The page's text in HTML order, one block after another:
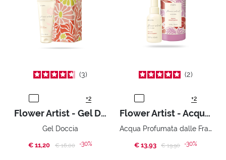
3
+2
Flower Artist - Gel Doccia
Gel Doccia
€ 11,20 Price reduced from
€ 16,00to-30%
2
+2
Flower Artist - Acqua Profumata
Acqua Profumata dalle Fragranze floreali
€ 13,93 Price reduced from
€ 19,90to-30%